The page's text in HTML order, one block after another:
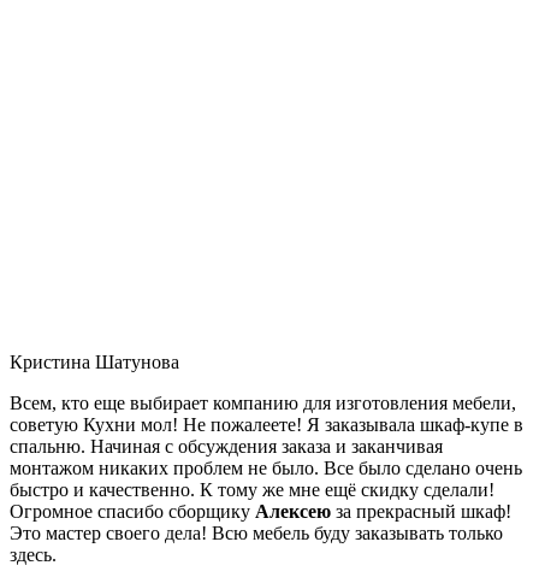
Кристина Шатунова
Всем, кто еще выбирает компанию для изготовления мебели,
советую Кухни мол! Не пожалеете! Я заказывала шкаф-купе в
спальню. Начиная с обсуждения заказа и заканчивая
монтажом никаких проблем не было. Все было сделано очень
быстро и качественно. К тому же мне ещё скидку сделали!
Огромное спасибо сборщику Алексею за прекрасный шкаф!
Это мастер своего дела! Всю мебель буду заказывать только
здесь.